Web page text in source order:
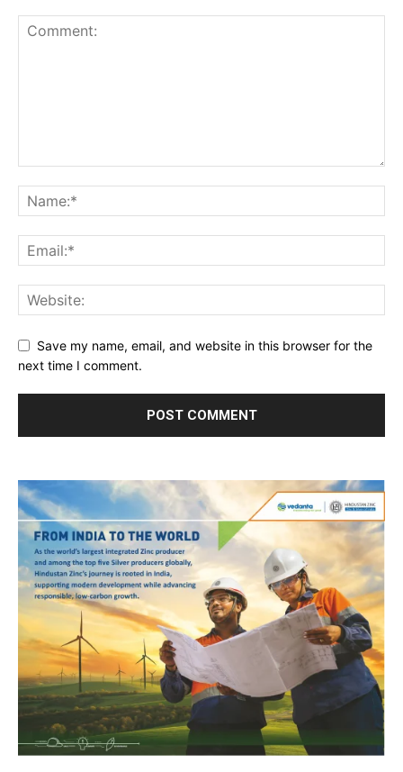
Save my name, email, and website in this browser for the
next time I comment.